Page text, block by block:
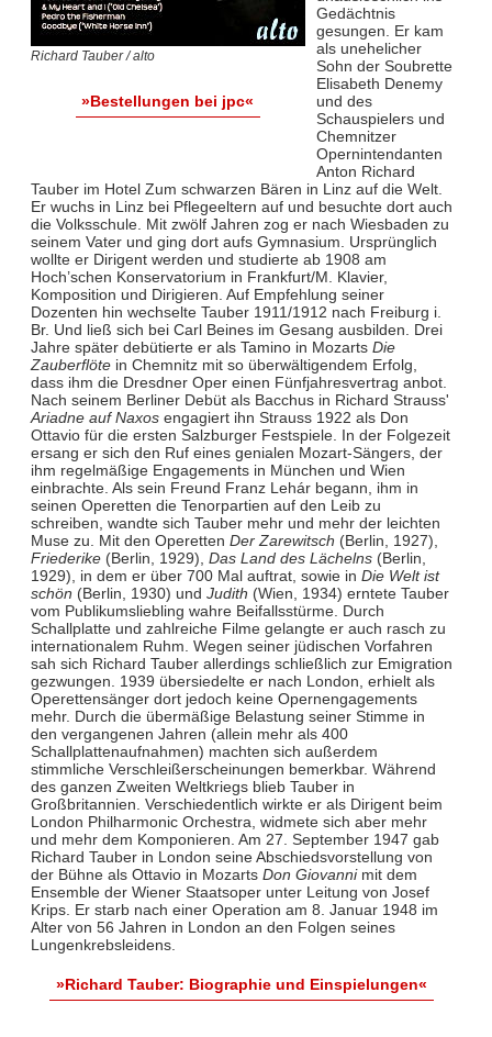
Richard Tauber / alto
»Bestellungen bei jpc«
Gedächtnis
gesungen. Er kam
als unehelicher
Sohn der Soubrette
Elisabeth Denemy
und des
Schauspielers und
Chemnitzer
Opernintendanten
Anton Richard
Tauber im Hotel Zum schwarzen Bären in Linz auf die Welt.
Er wuchs in Linz bei Pflegeeltern auf und besuchte dort auch
die Volksschule. Mit zwölf Jahren zog er nach Wiesbaden zu
seinem Vater und ging dort aufs Gymnasium. Ursprünglich
wollte er Dirigent werden und studierte ab 1908 am
Hoch’schen Konservatorium in Frankfurt/M. Klavier,
Komposition und Dirigieren. Auf Empfehlung seiner
Dozenten hin wechselte Tauber 1911/1912 nach Freiburg i.
Br. Und ließ sich bei Carl Beines im Gesang ausbilden. Drei
Jahre später debütierte er als Tamino in Mozarts Die
Zauberflötein Chemnitz mit so überwältigendem Erfolg,
dass ihm die Dresdner Oper einen Fünfjahresvertrag anbot.
Nach seinem Berliner Debüt als Bacchus in Richard Strauss'
Ariadne auf Naxosengagiert ihn Strauss 1922 als Don
Ottavio für die ersten Salzburger Festspiele. In der Folgezeit
ersang er sich den Ruf eines genialen Mozart-Sängers, der
ihm regelmäßige Engagements in München und Wien
einbrachte. Als sein Freund Franz Lehár begann, ihm in
seinen Operetten die Tenorpartien auf den Leib zu
schreiben, wandte sich Tauber mehr und mehr der leichten
Muse zu. Mit den Operetten Der Zarewitsch (Berlin, 1927),
Friederike(Berlin, 1929), Das Land des Lächelns(Berlin,
1929), in dem er über 700 Mal auftrat, sowie in Die Welt ist
schön (Berlin, 1930) und Judith (Wien, 1934) erntete Tauber
vom Publikumsliebling wahre Beifallsstürme. Durch
Schallplatte und zahlreiche Filme gelangte er auch rasch zu
internationalem Ruhm. Wegen seiner jüdischen Vorfahren
sah sich Richard Tauber allerdings schließlich zur Emigration
gezwungen. 1939 übersiedelte er nach London, erhielt als
Operettensänger dort jedoch keine Opernengagements
mehr. Durch die übermäßige Belastung seiner Stimme in
den vergangenen Jahren (allein mehr als 400
Schallplattenaufnahmen) machten sich außerdem
stimmliche Verschleißerscheinungen bemerkbar. Während
des ganzen Zweiten Weltkriegs blieb Tauber in
Großbritannien. Verschiedentlich wirkte er als Dirigent beim
London Philharmonic Orchestra, widmete sich aber mehr
und mehr dem Komponieren. Am 27. September 1947 gab
Richard Tauber in London seine Abschiedsvorstellung von
der Bühne als Ottavio in Mozarts Don Giovannimit dem
Ensemble der Wiener Staatsoper unter Leitung von Josef
Krips. Er starb nach einer Operation am 8. Januar 1948 im
Alter von 56 Jahren in London an den Folgen seines
Lungenkrebsleidens.
»Richard Tauber: Biographie und Einspielungen«